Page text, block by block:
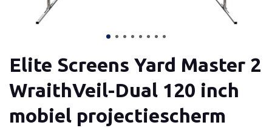
Elite Screens Yard Master 2
WraithVeil-Dual 120 inch
mobiel projectiescherm